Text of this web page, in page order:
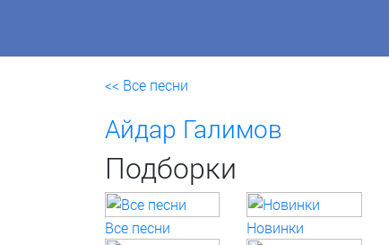
<< Все песни
Айдар Галимов
Подборки
Все песни Новинки